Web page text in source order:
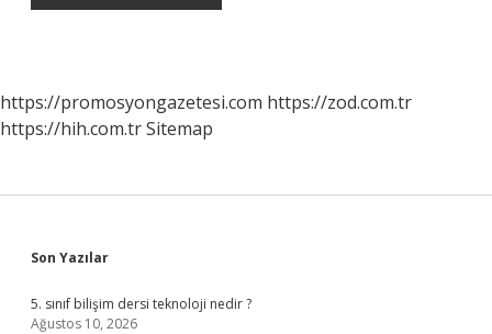
https://promosyongazetesi.com https://zod.com.tr
https://hih.com.trSitemap
Sidebar
Son Yazılar
5. sınıf bilişim dersi teknoloji nedir ?
Ağustos 10, 2026